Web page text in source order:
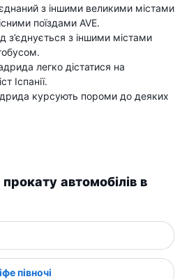
з іншими великими містами
поїздами AVE.
з’єднується з іншими містами
легко дістатися на
Іспанії.
курсують пороми до деяких
автомобілів в
півночі